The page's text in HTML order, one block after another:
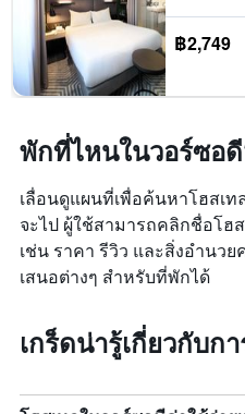
฿2,749
พักที่ไหนในวอร์ซอ
เลื่อนดูแผนที่เพื่อค้นหาโฮสเ
จะไป ผู้ใช้สามารถคลิกชื่อโฮ
เช่น ราคา รีวิว และสิ่งอำนว
เสนอต่างๆ สำหรับที่พักได้
เกร็ดน่ารู้เกี่ยวกับก